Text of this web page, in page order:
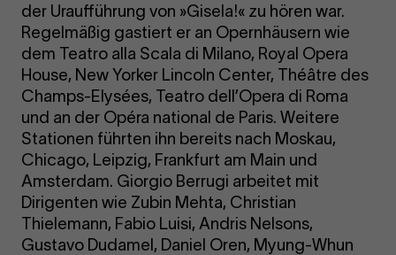
der Uraufführung von »Gisela!« zu hören war.
Regelmäßig gastiert er an Opernhäusern wie
dem Teatro alla Scala di Milano, Royal Opera
House, New Yorker Lincoln Center, Théâtre des
Champs-Elysées, Teatro dell’Opera di Roma
und an der Opéra national de Paris. Weitere
Stationen führten ihn bereits nach Moskau,
Chicago, Leipzig, Frankfurt am Main und
Amsterdam. Giorgio Berrugi arbeitet mit
Dirigenten wie Zubin Mehta, Christian
Thielemann, Fabio Luisi, Andris Nelsons,
Gustavo Dudamel, Daniel Oren, Myung-Whun